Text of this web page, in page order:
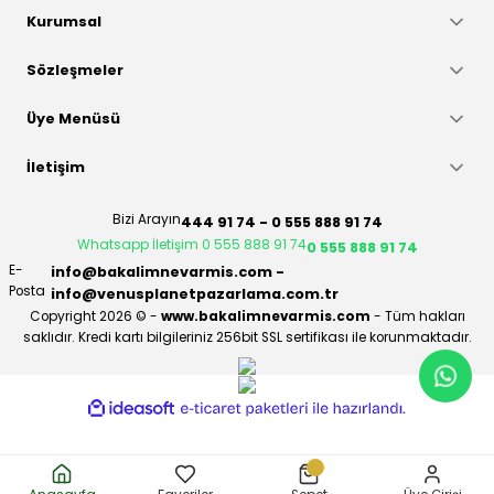
Kurumsal
Sözleşmeler
Üye Menüsü
İletişim
Bizi Arayın444 91 74 - 0 555 888 91 74
Whatsapp İletişim 0 555 888 91 740 555 888 91 74
E-
Posta
info@bakalimnevarmis.com -
info@venusplanetpazarlama.com.tr
Copyright 2026 © - www.bakalimnevarmis.com - Tüm hakları
saklıdır. Kredi kartı bilgileriniz 256bit SSL sertifikası ile korunmaktadır.
ideasoft
e-